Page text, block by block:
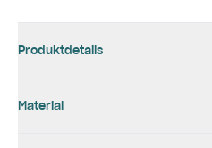
Produktdetails
Material